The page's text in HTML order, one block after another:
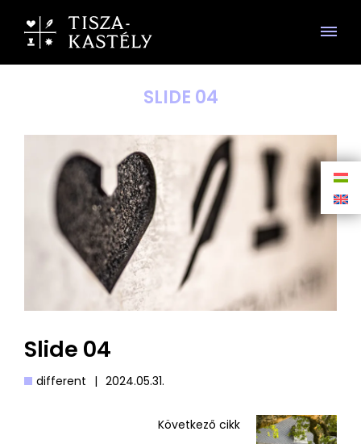
SLIDE 04
Slide 04
different | 2024.05.31.
Következő cikk